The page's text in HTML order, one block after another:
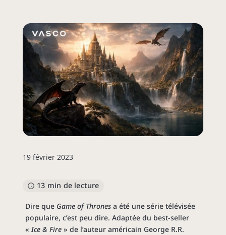
19 février 2023
13 min de lecture
Dire que Game of Thronesa été une série télévisée
populaire, c’est peu dire. Adaptée du best-seller
«Ice & Fire» de l’auteur américain George R.R.